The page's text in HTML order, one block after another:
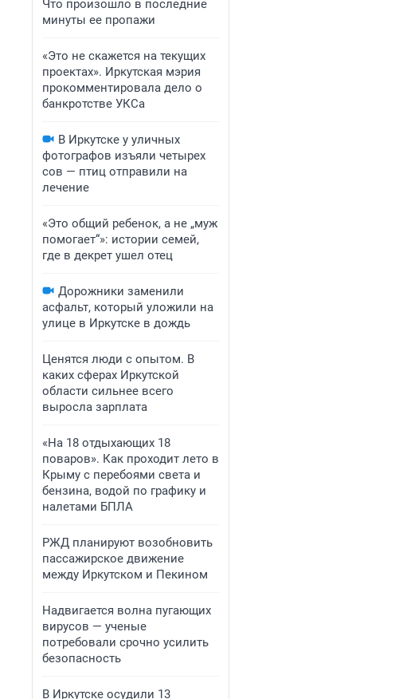
Что произошло в последние
минуты ее пропажи
«Это не скажется на текущих
проектах». Иркутская мэрия
прокомментировала дело о
банкротстве УКСа
В Иркутске у уличных
фотографов изъяли четырех
сов — птиц отправили на
лечение
«Это общий ребенок, а не „муж
помогает“»: истории семей,
где в декрет ушел отец
Дорожники заменили
асфальт, который уложили на
улице в Иркутске в дождь
Ценятся люди с опытом. В
каких сферах Иркутской
области сильнее всего
выросла зарплата
«На 18 отдыхающих 18
поваров». Как проходит лето в
Крыму с перебоями света и
бензина, водой по графику и
налетами БПЛА
РЖД планируют возобновить
пассажирское движение
между Иркутском и Пекином
Надвигается волна пугающих
вирусов — ученые
потребовали срочно усилить
безопасность
В Иркутске осудили 13